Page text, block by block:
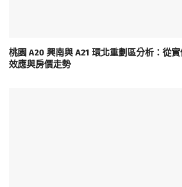
桃園 A20 興南與 A21 環北重劃區分析：從
效應與房價走勢